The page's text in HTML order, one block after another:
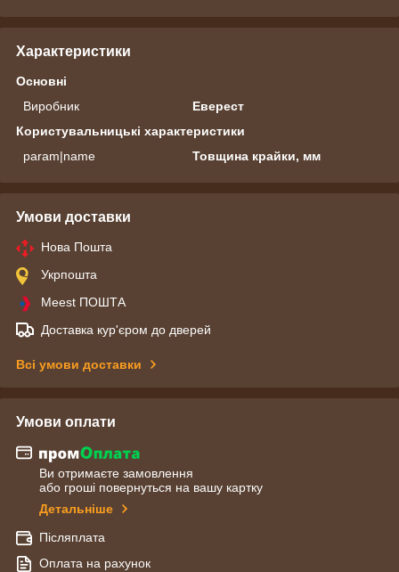
Характеристики
Основні
Виробник
Еверест
Користувальницькі характеристики
param|name
Товщина крайки, мм
Умови доставки
Нова Пошта
Укрпошта
Meest ПОШТА
Доставка кур'єром до дверей
Всі умови доставки
Умови оплати
Ви отримаєте замовлення
або гроші повернуться на вашу картку
Детальніше
Післяплата
Оплата на рахунок